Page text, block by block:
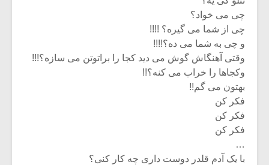
چی می خواد؟
چی از شما می گیره؟ !!!!
و چی به شما می ده؟!!!!
وقتی آهنگاش گوش می دید کجا را براتوتن می سازه؟!!!
وکجاها را خراب می کنه؟!!
بهتون می گم!!
فکر کن
فکر کن
فکر کن
…
با یک آدم قلدر دوست داری چه کار کنی؟